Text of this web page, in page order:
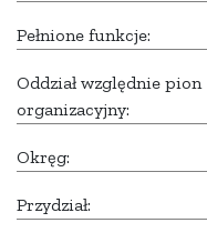
Pełnione funkcje:
Oddział względnie pion
organizacyjny:
Okręg:
Przydział: